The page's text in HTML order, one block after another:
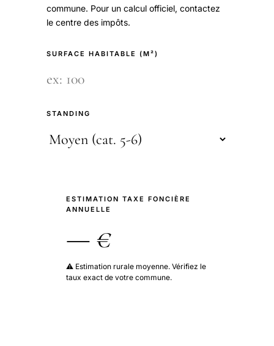
commune. Pour un calcul officiel, contactez
le centre des impôts.
SURFACE HABITABLE (M²)
STANDING
ESTIMATION TAXE FONCIÈRE
ANNUELLE
— €
⚠️ Estimation rurale moyenne. Vérifiez le
taux exact de votre commune.